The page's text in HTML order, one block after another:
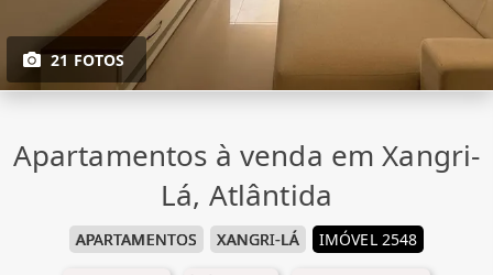
21 FOTOS
Apartamentos à venda em Xangri-
Lá, Atlântida
APARTAMENTOS XANGRI-LÁ IMÓVEL 2548